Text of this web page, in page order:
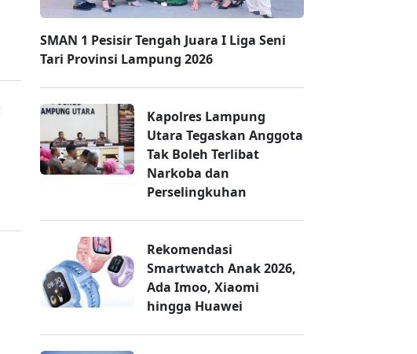
SMAN 1 Pesisir Tengah Juara I Liga Seni
Tari Provinsi Lampung 2026
Kapolres Lampung
Utara Tegaskan Anggota
Tak Boleh Terlibat
Narkoba dan
Perselingkuhan
Rekomendasi
Smartwatch Anak 2026,
Ada Imoo, Xiaomi
hingga Huawei